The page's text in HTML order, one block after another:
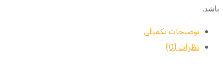
باشد.
توضیحات تکمیلی
نظرات (0)